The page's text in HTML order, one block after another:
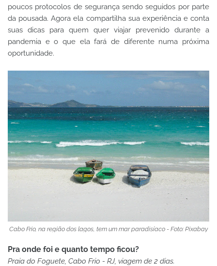
poucos protocolos de segurança sendo seguidos por parte
da pousada. Agora ela compartilha sua experiência e conta
suas dicas para quem quer viajar prevenido durante a
pandemia e o que ela fará de diferente numa próxima
oportunidade.
Cabo Frio, na região dos lagos, tem um mar paradisíaco - Foto: Pixabay
Pra onde foi e quanto tempo ficou?
Praia do Foguete, Cabo Frio - RJ, viagem de 2 dias.